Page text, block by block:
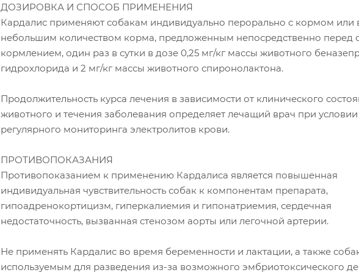
ДОЗИРОВКА И СПОСОБ ПРИМЕНЕНИЯ
Кардалис применяют собакам индивидуально перорально с кормом или
небольшим количеством корма, предложенным непосредственно перед
кормлением, один раз в сутки в дозе 0,25 мг/кг массы животного
гидрохлорида и 2 мг/кг массы животного спиронолактона.
Продолжительность курса лечения в зависимости от клинического
животного и течения заболевания определяет лечащий врач при условии
регулярного мониторинга электролитов крови.
ПРОТИВОПОКАЗАНИЯ
Противопоказанием к применению Кардалиса является повышенная
индивидуальная чувствительность собак к компонентам препарата,
гипоадренокортицизм, гиперкалиемия и гипонатриемия, сердечная
недостаточность, вызванная стенозом аорты или легочной артерии.
Не применять Кардалис во время беременности и лактации, а также
используемым для разведения из-за возможного эмбриотоксического